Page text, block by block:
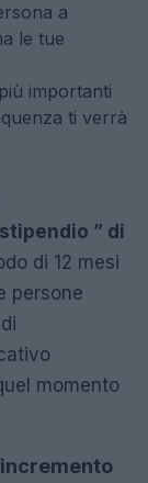
a
le tue
importanti
ti verrà
” di
di 12 mesi
persone
momento